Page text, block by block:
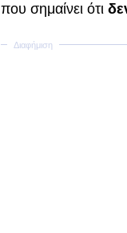
που σημαίνει ότι